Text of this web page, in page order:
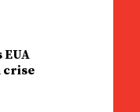
EUA
crise